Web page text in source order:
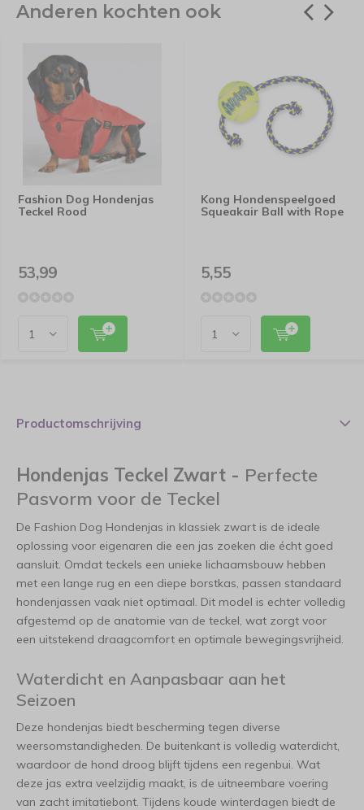
Anderen kochten ook
Fashion Dog Hondenjas
Teckel Rood
53,99
Kong Hondenspeelgoed
Squeakair Ball with Rope
5,55
Productomschrijving
Hondenjas Teckel Zwart - Perfecte
Pasvorm voor de Teckel
De Fashion Dog Hondenjas in klassiek zwart is de ideale
oplossing voor eigenaren die een jas zoeken die écht goed
aansluit. Omdat teckels een unieke lichaamsbouw hebben
met een lange rug en een diepe borstkas, passen standaard
hondenjassen vaak niet optimaal. Dit model is echter volledig
afgestemd op de anatomie van de teckel, wat zorgt voor
een uitstekend draagcomfort en optimale bewegingsvrijheid.
Waterdicht en Aanpasbaar aan het
Seizoen
Deze hondenjas biedt bescherming tegen diverse
weersomstandigheden. De buitenkant is volledig waterdicht,
waardoor de hond droog blijft tijdens een regenbui. Wat
deze jas extra veelzijdig maakt, is de uitneembare voering
van zacht imitatiebont. Tijdens koude winterdagen biedt de